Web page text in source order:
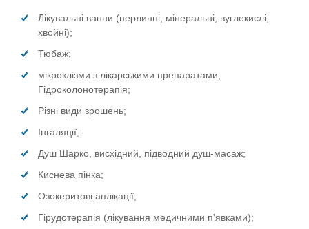
Лікувальні ванни (перлинні, мінеральні, вуглекислі,
хвойні);
Тюбаж;
мікроклізми з лікарськими препаратами,
Гідроколонотерапія;
Різні види зрошень;
Інгаляції;
Душ Шарко, висхідний, підводний душ-масаж;
Киснева пінка;
Озокеритові аплікації;
Гірудотерапія (лікування медичними п'явками);